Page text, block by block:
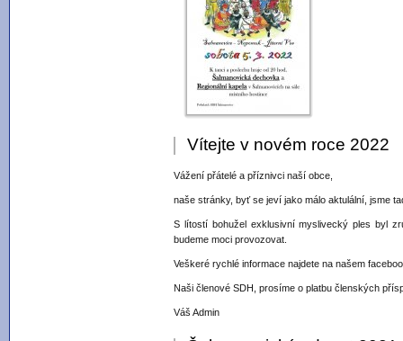
Vítejte v novém roce 2022
Vážení přátelé a příznivci naší obce,
naše stránky, byť se jeví jako málo aktulální, jsme
S lítostí bohužel exklusivní myslivecký ples byl
budeme moci provozovat.
Veškeré rychlé informace najdete na našem
Naši členové SDH, prosíme o platbu členských
Váš Admin